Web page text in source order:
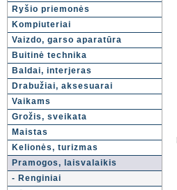
Ryšio priemonės
Kompiuteriai
Vaizdo, garso aparatūra
Buitinė technika
Baldai, interjeras
Drabužiai, aksesuarai
Vaikams
Grožis, sveikata
Maistas
Kelionės, turizmas
Pramogos, laisvalaikis
- Renginiai